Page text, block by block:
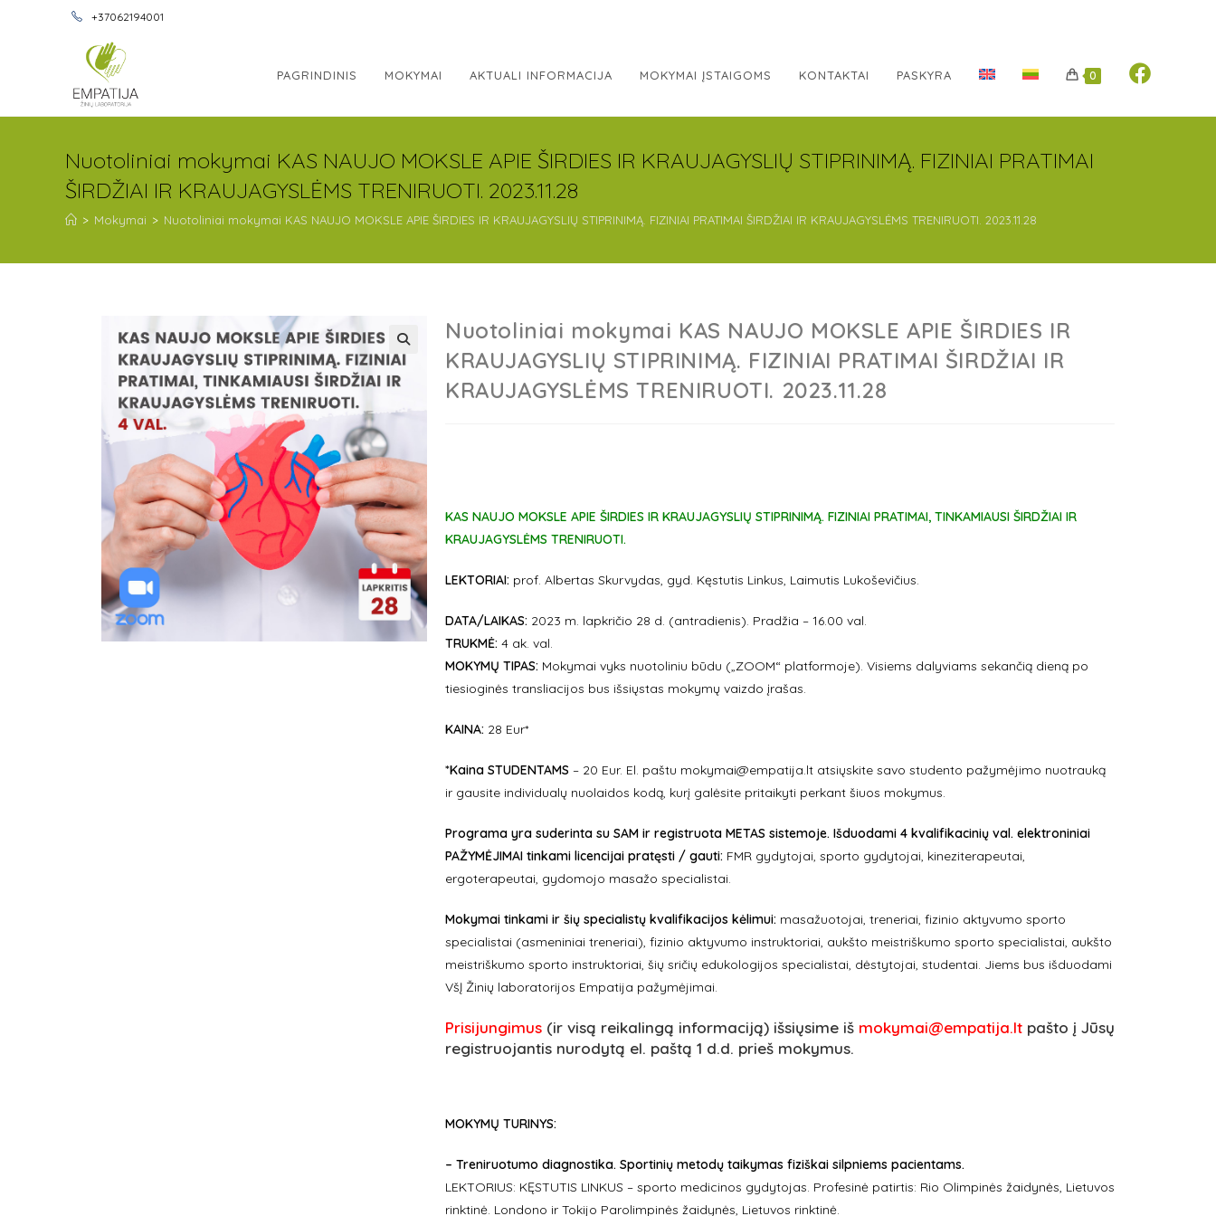
+37062194001
PAGRINDINIS MOKYMAI AKTUALI INFORMACIJA MOKYMAI ĮSTAIGOMS KONTAKTAI PASKYRA 0
Nuotoliniai mokymai KAS NAUJO MOKSLE APIE ŠIRDIES IR KRAUJAGYSLIŲ STIPRINIMĄ. FIZINIAI PRATIMAI
ŠIRDŽIAI IR KRAUJAGYSLĖMS TRENIRUOTI. 2023.11.28
> Mokymai > Nuotoliniai mokymai KAS NAUJO MOKSLE APIE ŠIRDIES IR KRAUJAGYSLIŲ STIPRINIMĄ. FIZINIAI PRATIMAI ŠIRDŽIAI IR KRAUJAGYSLĖMS TRENIRUOTI. 2023.11.28
Nuotoliniai mokymai KAS NAUJO MOKSLE APIE ŠIRDIES IR
KRAUJAGYSLIŲ STIPRINIMĄ. FIZINIAI PRATIMAI ŠIRDŽIAI IR
KRAUJAGYSLĖMS TRENIRUOTI. 2023.11.28
KAS NAUJO MOKSLE APIE ŠIRDIES IR KRAUJAGYSLIŲ STIPRINIMĄ. FIZINIAI PRATIMAI, TINKAMIAUSI ŠIRDŽIAI IR
KRAUJAGYSLĖMS TRENIRUOTI.
LEKTORIAI: prof. Albertas Skurvydas, gyd. Kęstutis Linkus, Laimutis Lukoševičius.
DATA/LAIKAS: 2023 m. lapkričio 28 d. (antradienis). Pradžia – 16.00 val.
TRUKMĖ: 4 ak. val.
MOKYMŲ TIPAS: Mokymai vyks nuotoliniu būdu („ZOOM“ platformoje). Visiems dalyviams sekančią dieną po
tiesioginės transliacijos bus išsiųstas mokymų vaizdo įrašas.
KAINA: 28 Eur*
*Kaina STUDENTAMS – 20 Eur. El. paštu mokymai@empatija.lt atsiųskite savo studento pažymėjimo nuotrauką
ir gausite individualų nuolaidos kodą, kurį galėsite pritaikyti perkant šiuos mokymus.
Programa yra suderinta su SAM ir registruota METAS sistemoje. Išduodami 4 kvalifikacinių val. elektroniniai
PAŽYMĖJIMAI tinkami licencijai pratęsti / gauti: FMR gydytojai, sporto gydytojai, kineziterapeutai,
ergoterapeutai, gydomojo masažo specialistai.
Mokymai tinkami ir šių specialistų kvalifikacijos kėlimui: masažuotojai, treneriai, fizinio aktyvumo sporto
specialistai (asmeniniai treneriai), fizinio aktyvumo instruktoriai, aukšto meistriškumo sporto specialistai, aukšto
meistriškumo sporto instruktoriai, šių sričių edukologijos specialistai, dėstytojai, studentai. Jiems bus išduodami
VšĮ Žinių laboratorijos Empatija pažymėjimai.
Prisijungimus(ir visą reikalingą informaciją) išsiųsime iš mokymai@empatija.ltpašto į Jūsų
registruojantis nurodytą el. paštą 1 d.d. prieš mokymus.
MOKYMŲ TURINYS:
– Treniruotumo diagnostika. Sportinių metodų taikymas fiziškai silpniems pacientams.
LEKTORIUS: KĘSTUTIS LINKUS – sporto medicinos gydytojas. Profesinė patirtis: Rio Olimpinės žaidynės, Lietuvos
rinktinė. Londono ir Tokijo Parolimpinės žaidynės, Lietuvos rinktinė.